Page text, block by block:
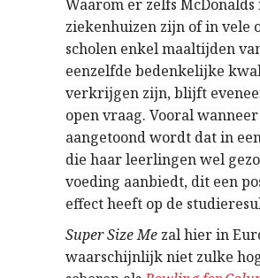
Waarom er zelfs McDonalds
ziekenhuizen zijn of in vele
scholen enkel maaltijden
eenzelfde bedenkelijke
verkrijgen zijn, blijft
open vraag. Vooral
aangetoond wordt dat in
die haar leerlingen wel
voeding aanbiedt, dit een
effect heeft op de
Super Size Me zal hier in
waarschijnlijk niet zulke